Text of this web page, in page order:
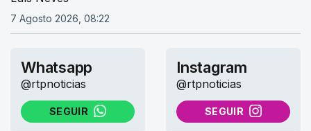
7 Agosto 2026, 08:22
Whatsapp
@rtpnoticias
SEGUIR
NO WHATSAPP
Instagram
@rtpnoticias
SEGUIR
NO INSTAGRAM